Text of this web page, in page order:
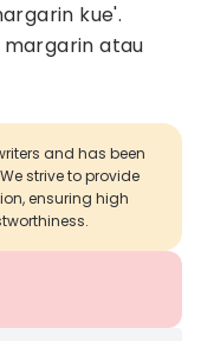
kue'.
margarin atau
and has been
strive to provide
ensuring high